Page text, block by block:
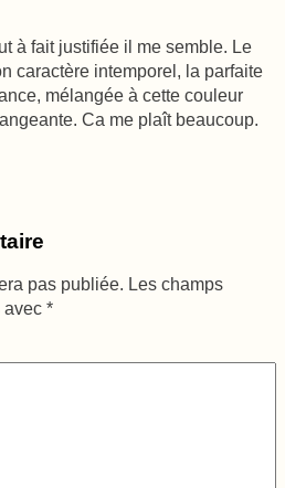
à fait justifiée il me semble. Le
caractère intemporel, la parfaite
mélangée à cette couleur
Ca me plaît beaucoup.
pas publiée. Les champs
avec *